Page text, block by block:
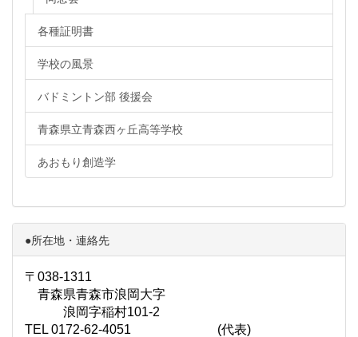
各種証明書
学校の風景
バドミントン部 後援会
青森県立青森西ヶ丘高等学校
あおもり創造学
●所在地・連絡先
〒038-1311
青森県青森市浪岡大字
浪岡字稲村101-2
TEL 0172-62-4051 (代表)